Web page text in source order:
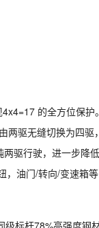
的全方位保护
驱无缝切换为四驱
驱行驶，进一步降
，油门/转向/变速箱
标杆78%高强度钢